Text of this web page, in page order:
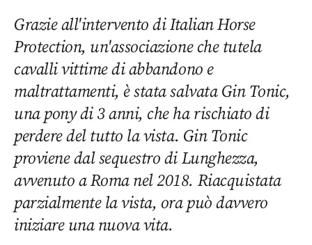
Grazie all'intervento di Italian Horse
Protection, un'associazione che tutela
cavalli vittime di abbandono e
maltrattamenti, è stata salvata Gin Tonic,
una pony di 3 anni, che ha rischiato di
perdere del tutto la vista. Gin Tonic
proviene dal sequestro di Lunghezza,
avvenuto a Roma nel 2018. Riacquistata
parzialmente la vista, ora può davvero
iniziare una nuova vita.